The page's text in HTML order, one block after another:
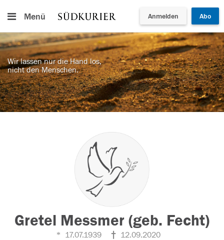
Menü Anmelden Abo
Wir lassen nur die Hand los,
nicht den Menschen.
Gretel Messmer (geb. Fecht)
17.07.1939 12.09.2020